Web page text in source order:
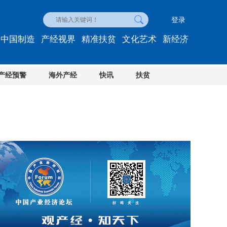
登录
经预警 海外产经 快讯 扶贫
中国制造 产经视界 精准扶贫 文化艺术 新经济